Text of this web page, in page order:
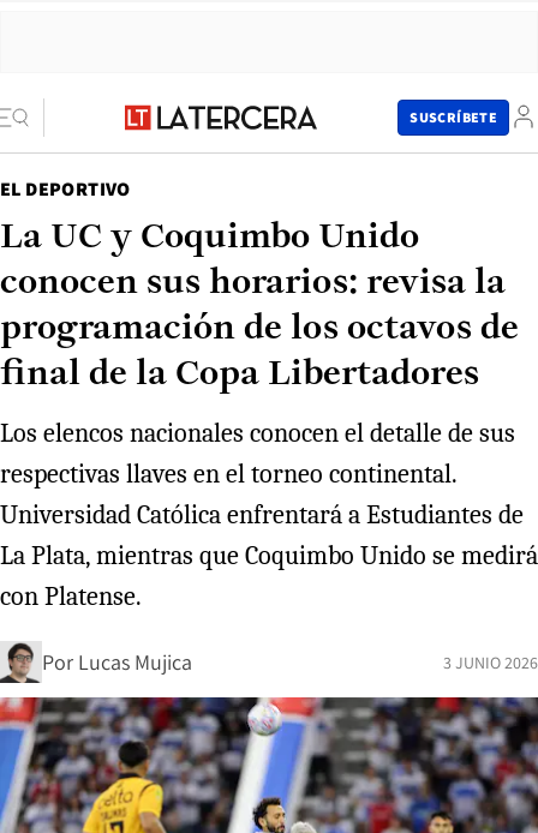
SUSCRÍBETE
EL DEPORTIVO
La UC y Coquimbo Unido
conocen sus horarios: revisa la
programación de los octavos de
final de la Copa Libertadores
Los elencos nacionales conocen el detalle de sus
respectivas llaves en el torneo continental.
Universidad Católica enfrentará a Estudiantes de
La Plata, mientras que Coquimbo Unido se medirá
con Platense.
Por Lucas Mujica 3 JUNIO 2026